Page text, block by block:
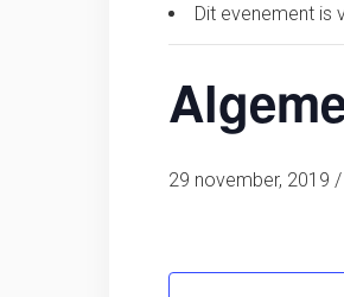
Dit evenement is
29 november, 2019